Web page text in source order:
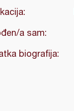
a sam:
biografija: